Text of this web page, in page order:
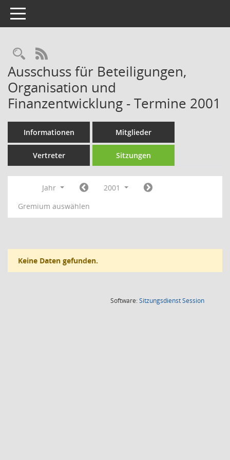
Toggle navigation
Rechercheauswahl
RSS-Feed
Ausschuss für Beteiligungen,
Organisation und
Finanzentwicklung - Termine 2001
Informationen Mitglieder
Vertreter Sitzungen
Jahr
2001
Gremium auswählen
Keine Daten gefunden.
Software:SitzungsdienstSession(Wird in